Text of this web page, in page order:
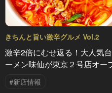
きちんと旨い激辛グルメ Vol.2
激辛2倍にむせ返る！大人気
ーメン味仙が東京２号店オー
#新店情報